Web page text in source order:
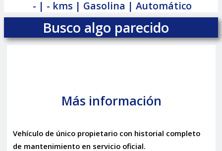
- | - kms | Gasolina | Automático
Busco algo parecido
Más información
Vehículo de único propietario con historial completo
de mantenimiento en servicio oficial.